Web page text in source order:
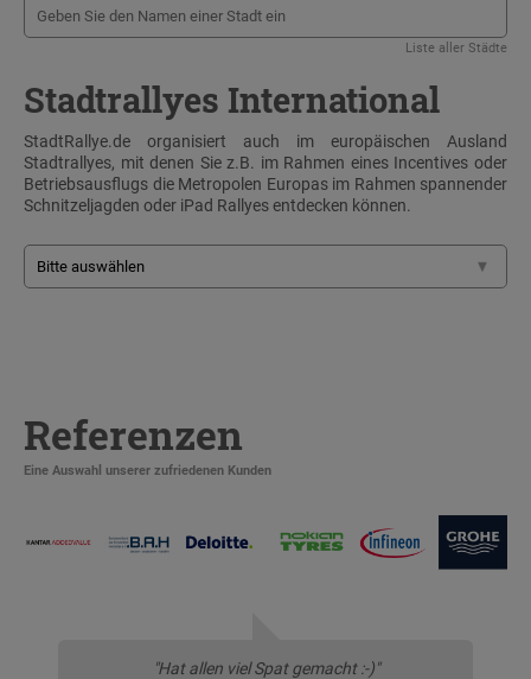
Liste aller Städte
Stadtrallyes International
StadtRallye.de organisiert auch im europäischen Ausland
Stadtrallyes, mit denen Sie z.B. im Rahmen eines Incentives oder
Betriebsausflugs die Metropolen Europas im Rahmen spannender
Schnitzeljagden oder iPad Rallyes entdecken können.
Referenzen
Eine Auswahl unserer zufriedenen Kunden
"Hat allen viel Spat gemacht :-)"